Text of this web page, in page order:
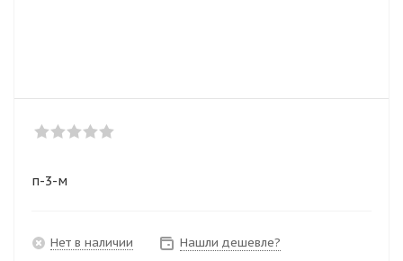
п-3-м
Нет в наличии Нашли дешевле?